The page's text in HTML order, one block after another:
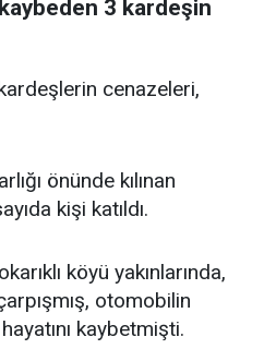
3 kardeşin
cenazeleri,
önünde kılınan
kişi katıldı.
köyü yakınlarında,
otomobilin
kaybetmişti.